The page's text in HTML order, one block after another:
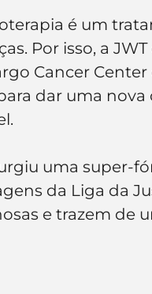
Mascotes Slogan
Embalagens
é um
Por isso, a
Cancer
dar uma
uma super-
da Liga da
e trazem de